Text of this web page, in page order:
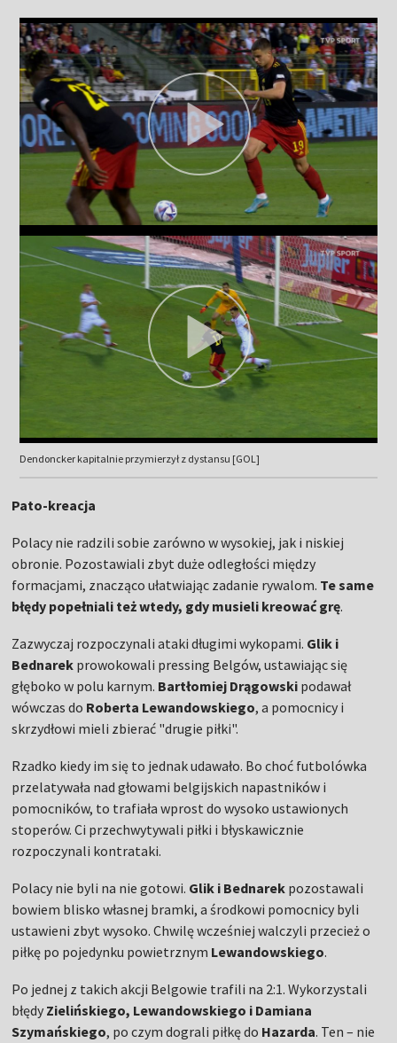
Dendoncker kapitalnie przymierzył z dystansu [GOL]
Pato-kreacja
Polacy nie radzili sobie zarówno w wysokiej, jak i niskiej
obronie. Pozostawiali zbyt duże odległości między
formacjami, znacząco ułatwiając zadanie rywalom. Te same
błędy popełniali też wtedy, gdy musieli kreować grę.
Zazwyczaj rozpoczynali ataki długimi wykopami. Glik i
Bednarek prowokowali pressing Belgów, ustawiając się
głęboko w polu karnym. Bartłomiej Drągowski podawał
wówczas do Roberta Lewandowskiego, a pomocnicy i
skrzydłowi mieli zbierać "drugie piłki".
Rzadko kiedy im się to jednak udawało. Bo choć futbolówka
przelatywała nad głowami belgijskich napastników i
pomocników, to trafiała wprost do wysoko ustawionych
stoperów. Ci przechwytywali piłki i błyskawicznie
rozpoczynali kontrataki.
Polacy nie byli na nie gotowi. Glik i Bednarek pozostawali
bowiem blisko własnej bramki, a środkowi pomocnicy byli
ustawieni zbyt wysoko. Chwilę wcześniej walczyli przecież o
piłkę po pojedynku powietrznym Lewandowskiego.
Po jednej z takich akcji Belgowie trafili na 2:1. Wykorzystali
błędy Zielińskiego, Lewandowskiego i Damiana
Szymańskiego, po czym dograli piłkę do Hazarda. Ten – nie